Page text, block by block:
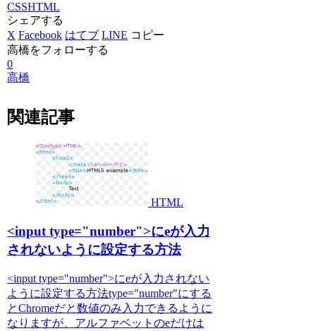
CSSHTML
シェアする
X Facebook はてブ LINE コピー
高橋をフォローする
0
高橋
関連記事
HTML
<input type="number">にeが入力
されないように設定する方法
<input type="number">にeが入力されない
ように設定する方法type="number"にする
とChromeだと数値のみ入力できるように
なりますが、アルファベットのeだけは